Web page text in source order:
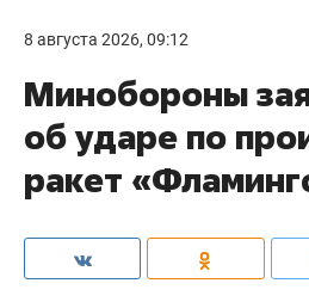
8 августа 2026, 09:12
Минобороны
об ударе по
ракет